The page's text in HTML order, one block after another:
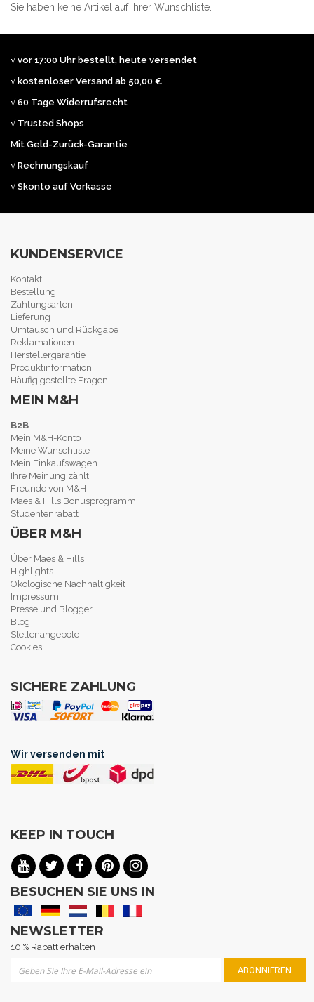
Sie haben keine Artikel auf Ihrer Wunschliste.
√ vor 17:00 Uhr bestellt, heute versendet
√ kostenloser Versand ab 50,00 €
√ 60 Tage Widerrufsrecht
√ Trusted Shops
Mit Geld-Zurück-Garantie
√ Rechnungskauf
√ Skonto auf Vorkasse
KUNDENSERVICE
Kontakt
Bestellung
Zahlungsarten
Lieferung
Umtausch und Rückgabe
Reklamationen
Herstellergarantie
Produktinformation
Häufig gestellte Fragen
MEIN M&H
B2B
Mein M&H-Konto
Meine Wunschliste
Mein Einkaufswagen
Ihre Meinung zählt
Freunde von M&H
Maes & Hills Bonusprogramm
Studentenrabatt
ÜBER M&H
Über Maes & Hills
Highlights
Ökologische Nachhaltigkeit
Impressum
Presse und Blogger
Blog
Stellenangebote
Cookies
SICHERE ZAHLUNG
Wir versenden mit
KEEP IN TOUCH
BESUCHEN SIE UNS IN
NEWSLETTER
10 % Rabatt erhalten
ABONNIEREN